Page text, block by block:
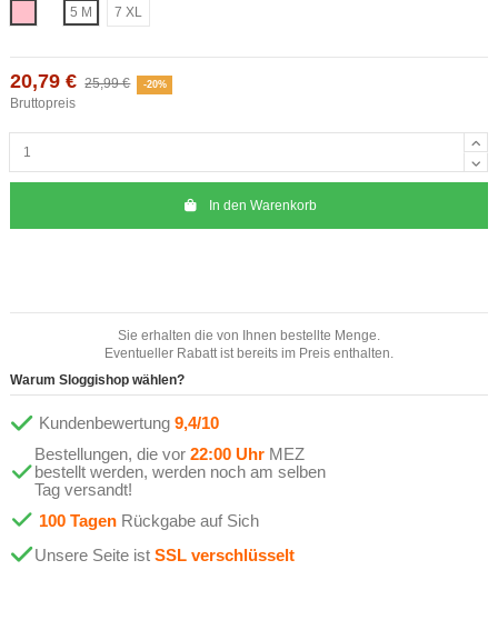
5 M
7 XL
20,79 € 25,99 € -20%
Bruttopreis
In den Warenkorb
Sie erhalten die von Ihnen bestellte Menge.
Eventueller Rabatt ist bereits im Preis enthalten.
Warum Sloggishop wählen?
Kundenbewertung 9,4/10
Bestellungen, die vor 22:00 Uhr MEZ
bestellt werden, werden noch am selben
Tag versandt!
100 Tagen Rückgabe auf Sich
Unsere Seite ist SSL verschlüsselt